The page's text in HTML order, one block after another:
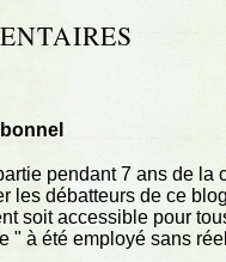
pendant 7 ans de
les débatteurs de ce
soit accessible pour
" à été employé sans